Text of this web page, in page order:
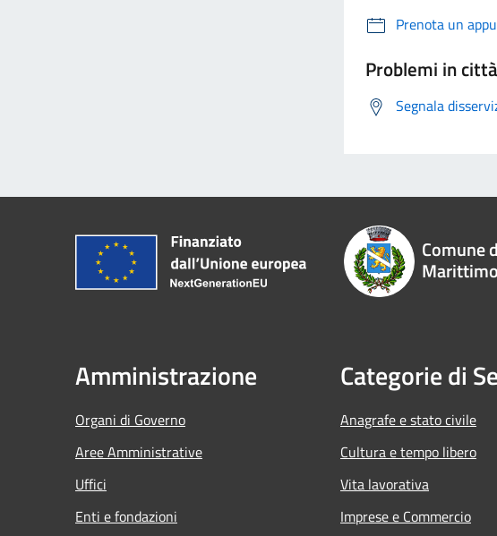
Prenota un
Problemi in città
Segnala
Comune
Marittimo
Amministrazione
Organi di Governo
Aree Amministrative
Uffici
Enti e fondazioni
Categorie di
Anagrafe e stato civile
Cultura e tempo libero
Vita lavorativa
Imprese e Commercio